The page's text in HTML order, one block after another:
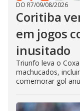
DO R7/09/08/2026
Coritiba
em jogos
inusitado
Triunfo leva o
machucados,
comemorar gol